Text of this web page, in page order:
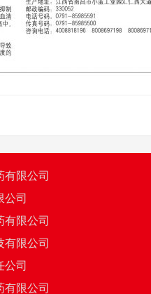
有限公司
公司
有限公司
有限公司
公司
有限公司